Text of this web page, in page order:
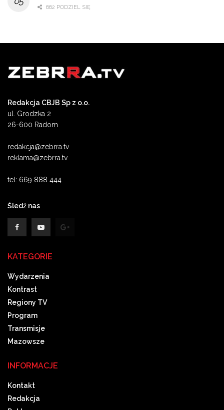
662 PODZIEL SIĘ
Redakcja CBJB Sp z o.o.
ul. Grodzka 2
26-600 Radom
redakcja@zebrra.tv
reklama@zebrra.tv
tel: 669 888 444
Śledź nas
KATEGORIE
Wydarzenia
Kontrast
Regiony TV
Program
Transmisje
Mazowsze
INFORMACJE
Kontakt
Redakcja